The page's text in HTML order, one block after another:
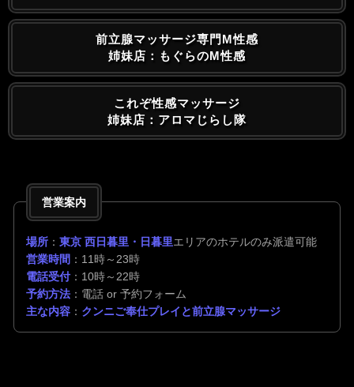
前立腺マッサージ専門M性感
姉妹店：もぐらのM性感
これぞ性感マッサージ
姉妹店：アロマじらし隊
営業案内
場所 ： 東京 西日暮里・日暮里エリアのホテルのみ派遣可能
営業時間 ：11時～23時
電話受付：10時～22時
予約方法 ：電話 or 予約フォーム
主な内容 ： クンニご奉仕プレイと前立腺マッサージ